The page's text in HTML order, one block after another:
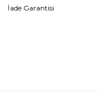
İade Garantisi